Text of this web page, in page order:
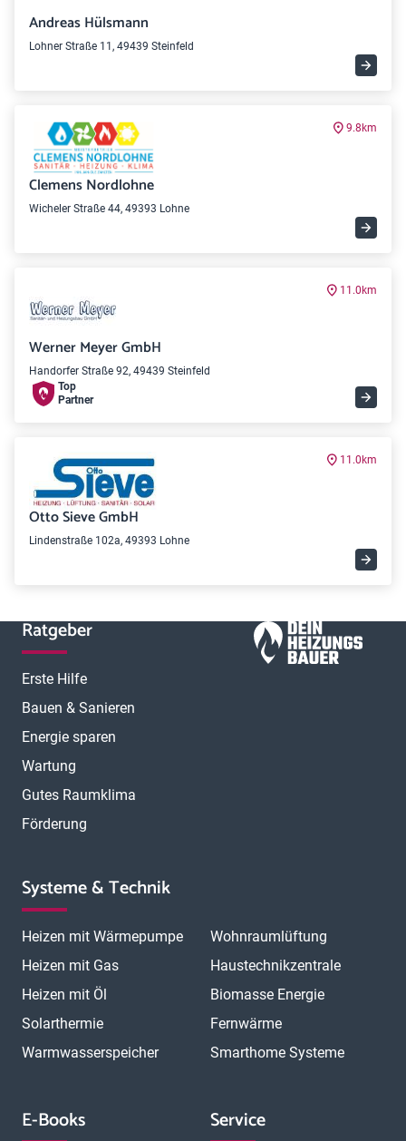
Andreas Hülsmann
Lohner Straße 11, 49439 Steinfeld
9.8km
Clemens Nordlohne
Wicheler Straße 44, 49393 Lohne
11.0km
Werner Meyer GmbH
Handorfer Straße 92, 49439 Steinfeld
Top
Partner
11.0km
Otto Sieve GmbH
Lindenstraße 102a, 49393 Lohne
Ratgeber
Erste Hilfe
Bauen & Sanieren
Energie sparen
Wartung
Gutes Raumklima
Förderung
Systeme & Technik
Heizen mit Wärmepumpe
Heizen mit Gas
Heizen mit Öl
Solarthermie
Warmwasserspeicher
Wohnraumlüftung
Haustechnikzentrale
Biomasse Energie
Fernwärme
Smarthome Systeme
E-Books Service